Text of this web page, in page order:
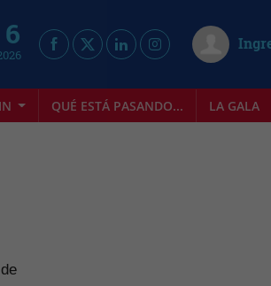
QUÉ ESTÁ PASANDO... LA GALA